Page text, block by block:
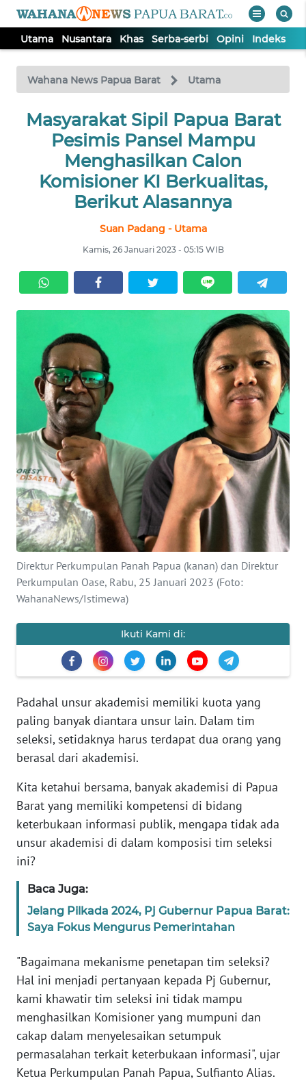
Utama Nusantara Khas Serba-serbi Opini Indeks
Wahana News Papua Barat Utama
Masyarakat Sipil Papua Barat
Pesimis Pansel Mampu
Menghasilkan Calon
Komisioner KI Berkualitas,
Berikut Alasannya
Suan Padang - Utama
Kamis, 26 Januari 2023 - 05:15 WIB
Direktur Perkumpulan Panah Papua (kanan) dan Direktur
Perkumpulan Oase, Rabu, 25 Januari 2023 (Foto:
WahanaNews/Istimewa)
Ikuti Kami di:
Padahal unsur akademisi memiliki kuota yang
paling banyak diantara unsur lain. Dalam tim
seleksi, setidaknya harus terdapat dua orang yang
berasal dari akademisi.
Kita ketahui bersama, banyak akademisi di Papua
Barat yang memiliki kompetensi di bidang
keterbukaan informasi publik, mengapa tidak ada
unsur akademisi di dalam komposisi tim seleksi
ini?
Baca Juga:
Jelang Pilkada 2024, Pj Gubernur Papua Barat:
Saya Fokus Mengurus Pemerintahan
"Bagaimana mekanisme penetapan tim seleksi?
Hal ini menjadi pertanyaan kepada Pj Gubernur,
kami khawatir tim seleksi ini tidak mampu
menghasilkan Komisioner yang mumpuni dan
cakap dalam menyelesaikan setumpuk
permasalahan terkait keterbukaan informasi", ujar
Ketua Perkumpulan Panah Papua, Sulfianto Alias.
TV
Tutup
UTAMA
NUSANTARA
OPINI
INDEKS
BERITA
KONTAK
INFO
IKLAN
TENTANG
KAMI
PEDOMAN
MEDIA
SIBER
REDAKSI
Wahana
News
Regional
WN
SUMUT
WN
JAKARTA
WN
JABAR
BANTEN
WN
NTT
WN
KEPRI